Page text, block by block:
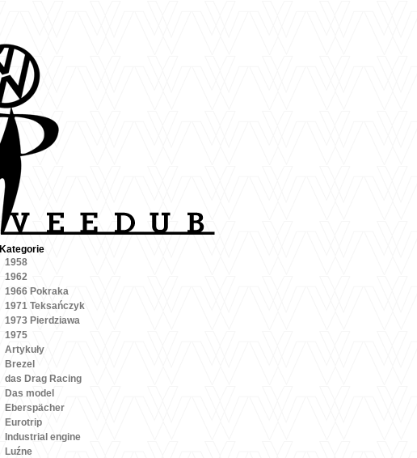
Kategorie
1958
1962
1966 Pokraka
1971 Teksańczyk
1973 Pierdziawa
1975
Artykuły
Brezel
das Drag Racing
Das model
Eberspächer
Eurotrip
Industrial engine
Luźne